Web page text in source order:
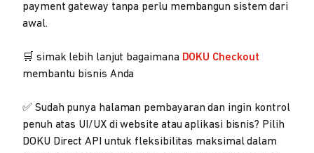
payment gateway tanpa perlu membangun sistem dari
awal.
🛒 simak lebih lanjut bagaimana DOKU Checkout
membantu bisnis Anda
✅ Sudah punya halaman pembayaran dan ingin kontrol
penuh atas UI/UX di website atau aplikasi bisnis? Pilih
DOKU Direct API untuk fleksibilitas maksimal dalam